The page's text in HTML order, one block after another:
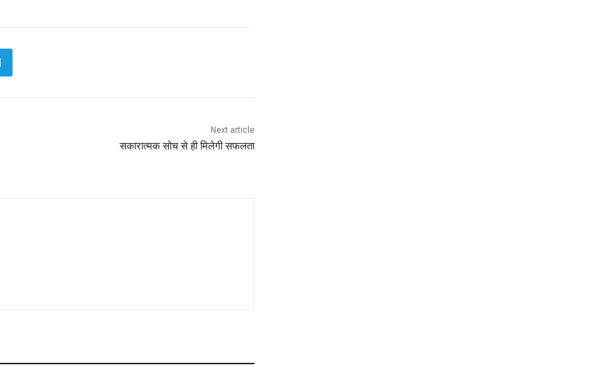
Next article
सकारात्मक सोच से ही मिलेगी सफलता